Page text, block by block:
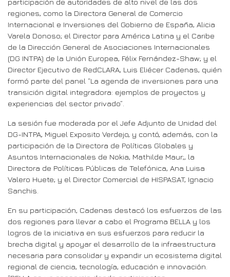
regiones, como la Directora General de Comercio
Internacional e Inversiones del Gobierno de España, Alicia
Varela Donoso; el Director para América Latina y el Caribe
de la Dirección General de Asociaciones Internacionales
(DG INTPA) de la Unión Europea, Félix Fernández-Shaw; y el
Director Ejecutivo de RedCLARA, Luis Eliécer Cadenas, quién
formó parte del panel “La agenda de inversiones para una
transición digital integradora: ejemplos de proyectos y
experiencias del sector privado”.
La sesión fue moderada por el Jefe Adjunto de Unidad del
DG-INTPA, Miguel Exposito Verdejo, y contó, además, con la
participación de la Directora de Políticas Globales y
Asuntos Internacionales de Nokia, Mathilde Maur;, la
Directora de Políticas Públicas de Telefónica, Ana Luisa
Valero Huete; y el Director Comercial de HISPASAT, Ignacio
Sanchis.
En su participación, Cadenas destacó los esfuerzos de las
dos regiones para llevar a cabo el Programa BELLA y los
logros de la iniciativa en sus esfuerzos para reducir la
brecha digital y apoyar el desarrollo de la infraestructura
necesaria para consolidar y expandir un ecosistema digital
regional de ciencia, tecnología, educación e innovación.